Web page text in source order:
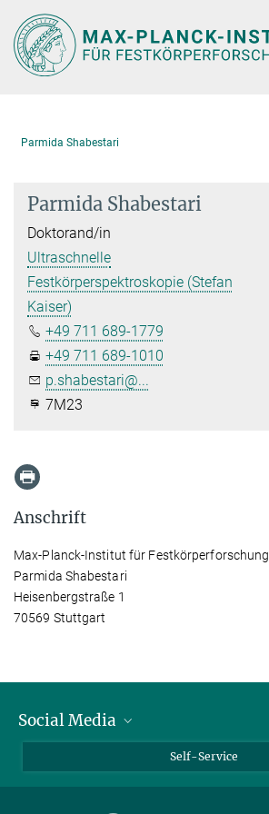
Hauptinhalt
Parmida Shabestari
Parmida Shabestari
Doktorand/in
Ultraschnelle
Festkörperspektroskopie (Stefan
Kaiser)
+49 711 689-1779
+49 711 689-1010
p.shabestari@...
7M23
Anschrift
Max-Planck-Institut für Festkörperforschung
Parmida Shabestari
Heisenbergstraße 1
70569 Stuttgart
Social Media
Self-Service